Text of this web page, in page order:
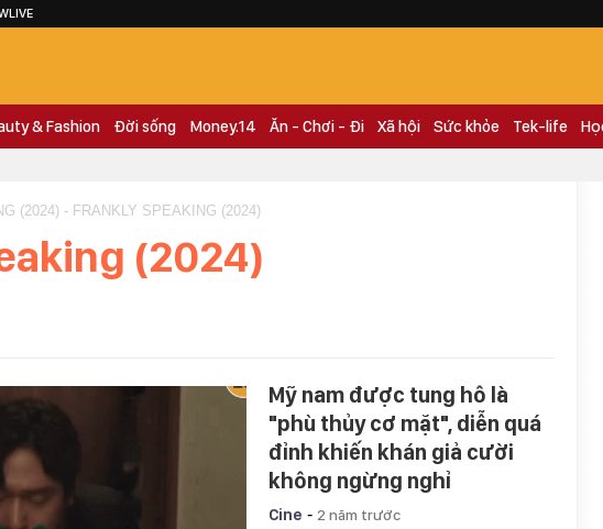
& Fashion Đời sống Money.14 Ăn - Chơi - Đi Xã hội Sức khỏe Tek-life
(2024) - FRANKLY SPEAKING (2024)
(2024)
Mỹ nam được tung hô là
"phù thủy cơ mặt", diễn quá
đỉnh khiến khán giả cười
không ngừng nghỉ
Cine - 2 năm trước